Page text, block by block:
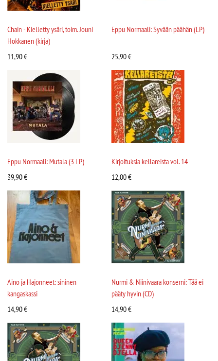
Chain - Kielletty ysäri, toim. Jouni
Hokkanen (kirja)
11,90€
Eppu Normaali: Syvään päähän (LP)
25,90€
Eppu Normaali: Mutala (3 LP)
39,90€
Kirjoituksia kellareista vol. 14
12,00€
Aino ja Hajonneet: sininen
kangaskassi
14,90€
Nurmi & Niinivaara konserni: Tää ei
pääty hyvin (CD)
14,90€